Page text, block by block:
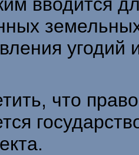
что